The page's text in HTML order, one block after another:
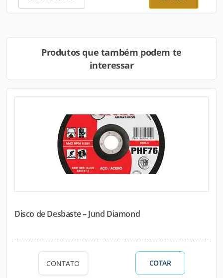
Produtos que também podem te
interessar
Disco de Desbaste – Jund Diamond
CONTATO COTAR